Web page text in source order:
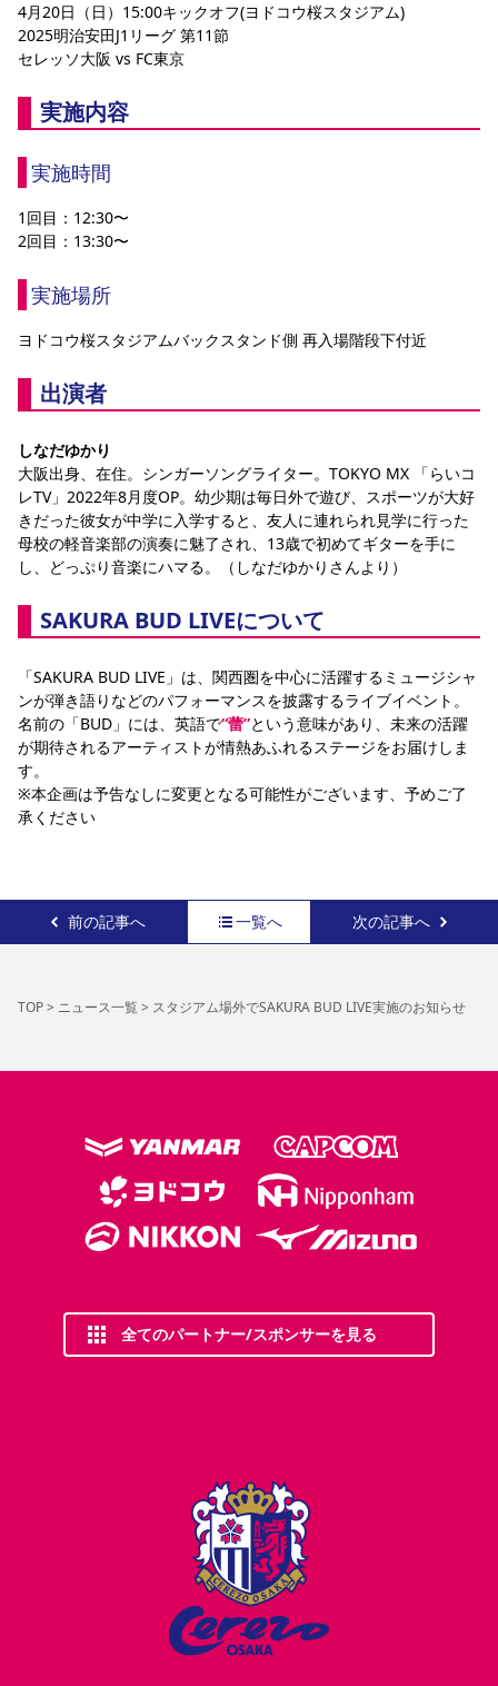
4月20日（日）15:00キックオフ(ヨドコウ桜スタジアム)
2025明治安田J1リーグ 第11節
セレッソ大阪 vs FC東京
実施内容
実施時間
1回目：12:30〜
2回目：13:30〜
実施場所
ヨドコウ桜スタジアムバックスタンド側 再入場階段下付近
出演者
しなだゆかり
大阪出身、在住。シンガーソングライター。TOKYO MX 「らいコ
レTV」2022年8月度OP。幼少期は毎日外で遊び、スポーツが大好
きだった彼女が中学に入学すると、友人に連れられ見学に行った
母校の軽音楽部の演奏に魅了され、13歳で初めてギターを手に
し、どっぷり音楽にハマる。（しなだゆかりさんより）
SAKURA BUD LIVEについて
「SAKURA BUD LIVE」は、関西圏を中心に活躍するミュージシャ
ンが弾き語りなどのパフォーマンスを披露するライブイベント。
名前の「BUD」には、英語で“蕾”という意味があり、未来の活躍
が期待されるアーティストが情熱あふれるステージをお届けしま
す。
※本企画は予告なしに変更となる可能性がございます、予めご了
承ください
前の記事へ 一覧へ 次の記事へ
TOP> ニュース一覧> スタジアム場外でSAKURA BUD LIVE実施のお知らせ
全てのパートナー/スポンサーを見る